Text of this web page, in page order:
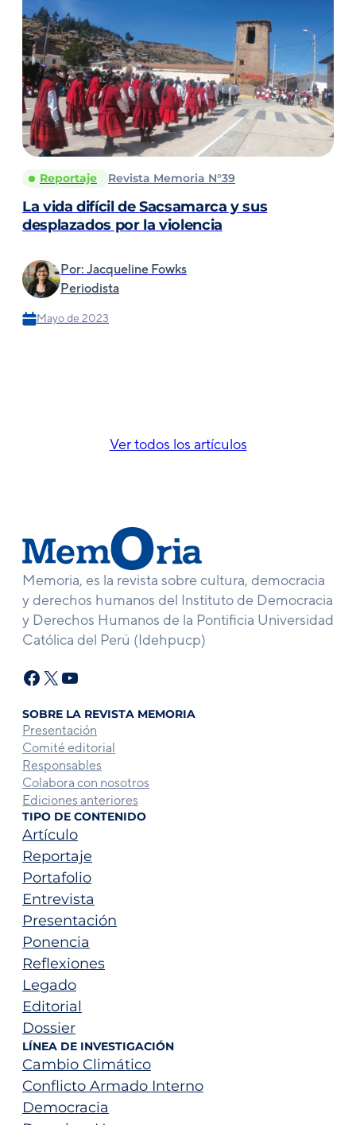
Reportaje Revista Memoria N°39
La vida difícil de Sacsamarca y sus
desplazados por la violencia
Por: Jacqueline Fowks
Periodista
Mayo de 2023
Ver todos los artículos
Memoria, es la revista sobre cultura, democracia
y derechos humanos del Instituto de Democracia
y Derechos Humanos de la Pontificia Universidad
Católica del Perú (Idehpucp)
Facebook
X YouTube
SOBRE LA REVISTA MEMORIA
Presentación
Comité editorial
Responsables
Colabora con nosotros
Ediciones anteriores
TIPO DE CONTENIDO
Artículo
Reportaje
Portafolio
Entrevista
Presentación
Ponencia
Reflexiones
Legado
Editorial
Dossier
LÍNEA DE INVESTIGACIÓN
Cambio Climático
Conflicto Armado Interno
Democracia